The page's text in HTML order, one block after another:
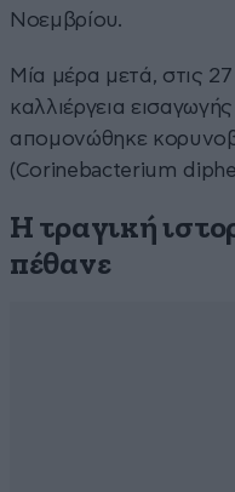
Νοεμβρίου.
Μία μέρα μετά, στις
καλλιέργεια
απομονώθηκε
(Corinebacterium
Η τραγική
πέθανε